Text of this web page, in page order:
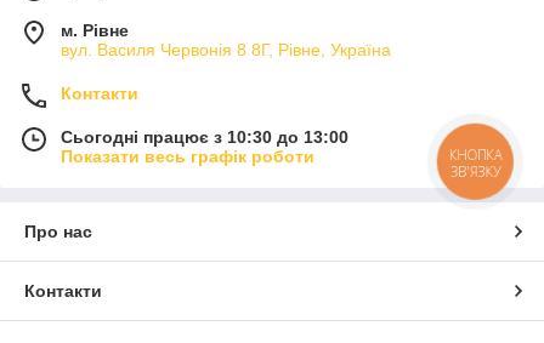
м. Рівне
вул. Василя Червонія 8 8Г, Рівне, Україна
Контакти
Сьогодні працює з 10:30 до 13:00
Показати весь графік роботи
Про нас
Контакти
КНОПКА
ЗВ'ЯЗКУ